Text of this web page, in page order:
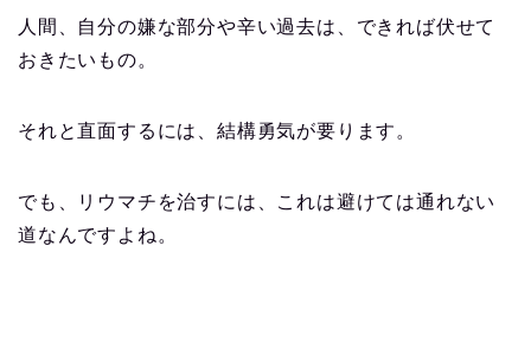
人間、自分の嫌な部分や辛い過去は、できれば伏せて
おきたいもの。
それと直面するには、結構勇気が要ります。
でも、リウマチを治すには、これは避けては通れない
道なんですよね。